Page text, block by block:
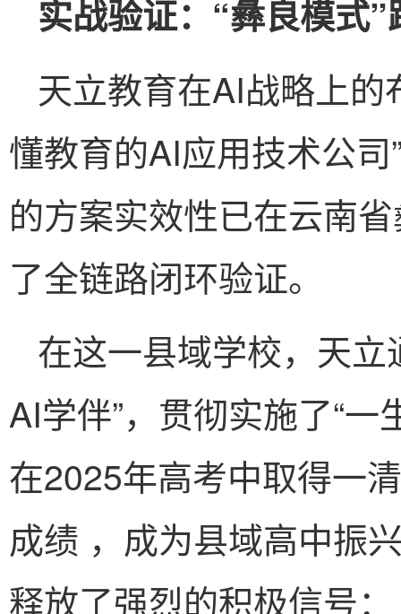
实战验证：“彝良模式
天立教育在AI战略上的
懂教育的AI应用技术公
的方案实效性已在云南
了全链路闭环验证。
在这一县域学校，天立
AI学伴”，贯彻实施了“
在2025年高考中取得一
成绩 ，成为县域高中振
释放了强烈的积极信号：